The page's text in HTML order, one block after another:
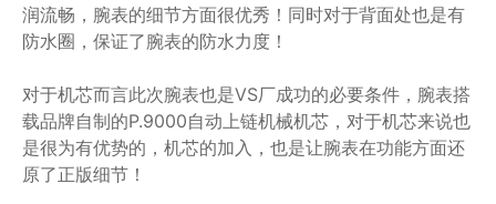
润流畅，腕表的细节方面很优秀！同时对于背面处也是有
防水圈，保证了腕表的防水力度！
对于机芯而言此次腕表也是VS厂成功的必要条件，腕表搭
载品牌自制的P.9000自动上链机械机芯，对于机芯来说也
是很为有优势的，机芯的加入，也是让腕表在功能方面还
原了正版细节！